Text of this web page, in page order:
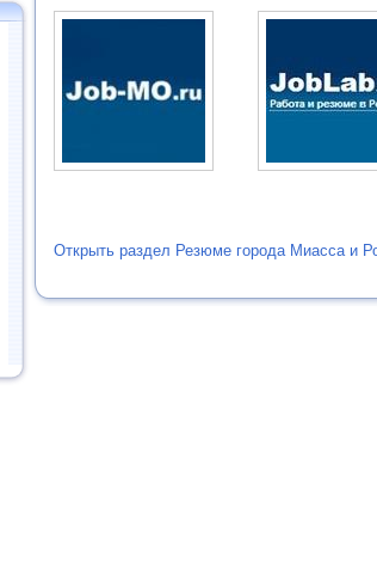
Открыть раздел Резюме города Миасса и